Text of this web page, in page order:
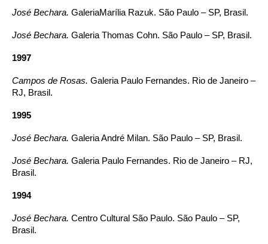
José Bechara. GaleriaMarília Razuk. São Paulo – SP, Brasil.
José Bechara. Galeria Thomas Cohn. São Paulo – SP, Brasil.
1997
Campos de Rosas. Galeria Paulo Fernandes. Rio de Janeiro –
RJ, Brasil.
1995
José Bechara. Galeria André Milan. São Paulo – SP, Brasil.
José Bechara. Galeria Paulo Fernandes. Rio de Janeiro – RJ,
Brasil.
1994
José Bechara. Centro Cultural São Paulo. São Paulo – SP,
Brasil.